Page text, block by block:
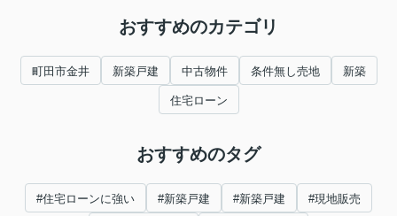
おすすめのカテゴリ
町田市金井 新築戸建 中古物件 条件無し売地 新築
住宅ローン
おすすめのタグ
#住宅ローンに強い #新築戸建 #新築戸建 #現地販売